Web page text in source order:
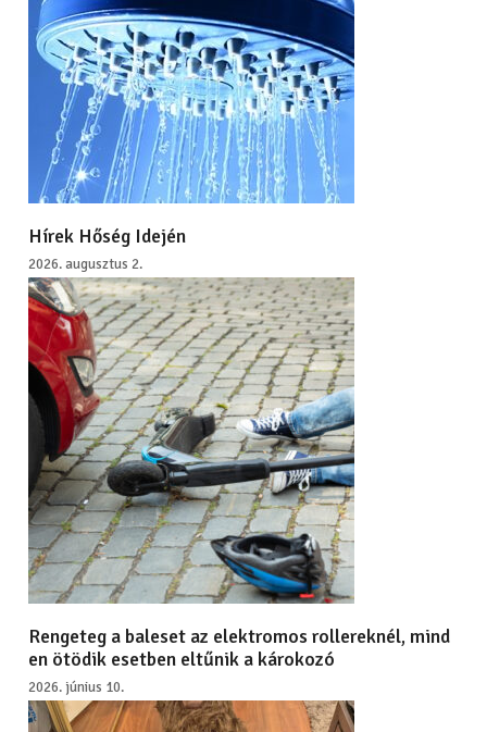
Hírek Hőség Idején
2026. augusztus 2.
Rengeteg a baleset az elektromos rollereknél, mind
en ötödik esetben eltűnik a károkozó
2026. június 10.